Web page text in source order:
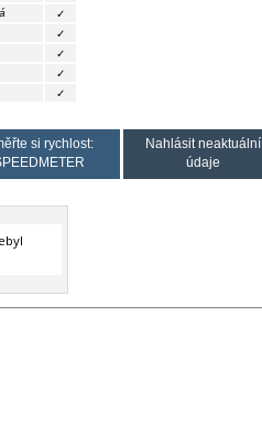
✓
✓
✓
✓
✓
si rychlost:
Nahlásit neaktuální
údaje